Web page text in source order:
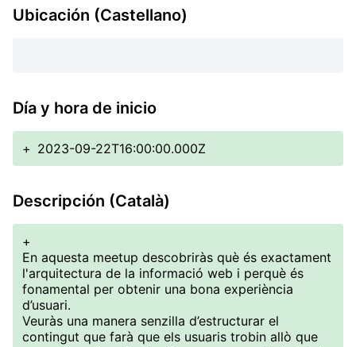
Ubicación (Castellano)
Día y hora de inicio
+ 2023-09-22T16:00:00.000Z
Descripción (Català)
+
En aquesta meetup descobriràs què és exactament
l'arquitectura de la informació web i perquè és
fonamental per obtenir una bona experiència
d’usuari.
Veuràs una manera senzilla d’estructurar el
contingut que farà que els usuaris trobin allò que